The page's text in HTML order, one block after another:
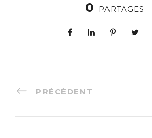
0 PARTAGES
PRÉCÉDENT